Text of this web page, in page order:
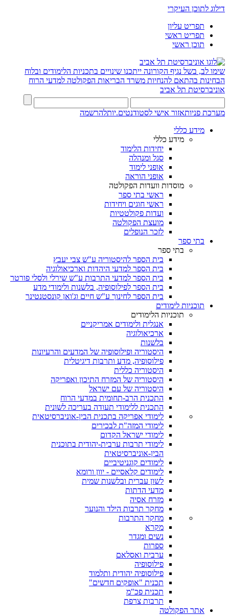
דילוג לתוכן העיקרי
תפריט עליון
תפריט ראשי
תוכן ראשי
שימו לב, בשל נגיף הקורונה ייתכנו שינויים בתכניות הלימודים ובלוח
הבחינות בהתאם להנחיות משרד הבריאות הפקולטה למדעי הרוח
אוניברסיטת תל אביב
מערכת פניותאזור אישי לסטודנטים.יותלהרשמה
מידע כללי
מידע כללי
יחידות הלימוד
סגל ומנהלה
אופני לימוד
אופני הוראה
מוסדות וועדות הפקולטה
ראשי בתי ספר
ראשי חוגים ויחידות
ועדות פקולטטיות
מועצת הפקולטה
לזכר הנופלים
בתי ספר
בתי ספר
בית הספר להיסטוריה ע"ש צבי יעבץ
בית הספר למדעי היהדות וארכיאולוגיה
בית הספר למדעי התרבות ע"ש שירלי ולסלי פורטר
בית הספר לפילוסופיה, בלשנות ולימודי מדע
בית הספר לחינוך ע"ש חיים וג'ואן קונסטנטינר
תוכניות לימודים
תוכניות הלימודים
אנגלית ולימודים אמריקניים
ארכיאולוגיה
בלשנות
היסטוריה ופילוסופיה של המדעים והרעיונות
פילוסופיה, מדע ותרבות דיגיטלית
היסטוריה כללית
היסטוריה של המזרח התיכון ואפריקה
היסטוריה של עם ישראל
התכנית הרב-תחומית במדעי הרוח
התכנית ללימודי תעודה בעריכה לשונית
לימודי אפריקה בתכנית הבין-אוניברסיטאית
לימודי המזה"ת לבכירים
לימודי ישראל הקדום
לימודי תרבות ערבית-יהודית בתוכנית
הבין-אוניברסיטאית
לימודים קוגניטיביים
לימודים קלאסיים - יוון ורומא
לשון עברית ובלשנות שמית
מדעי הדתות
מזרח אסיה
מחקר תרבות הילד והנוער
מחקר התרבות
מקרא
נשים ומגדר
ספרות
ערבית ואסלאם
פילוסופיה
פילוסופיה יהודית ותלמוד
תכנית "אופקים חדשים"
תכנית פכ"מ
תרבות צרפת
אתר הפקולטה